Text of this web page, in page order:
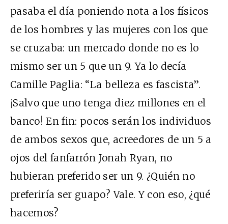
pasaba el día poniendo nota a los físicos
de los hombres y las mujeres con los que
se cruzaba: un mercado donde no es lo
mismo ser un 5 que un 9. Ya lo decía
Camille Paglia: “La belleza es fascista”.
¡Salvo que uno tenga diez millones en el
banco! En fin: pocos serán los individuos
de ambos sexos que, acreedores de un 5 a
ojos del fanfarrón Jonah Ryan, no
hubieran preferido ser un 9. ¿Quién no
preferiría ser guapo? Vale. Y con eso, ¿qué
hacemos?